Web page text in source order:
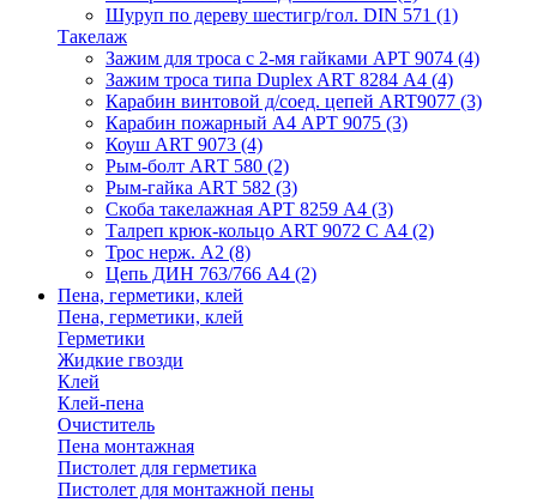
Шуруп по дереву шестигр/гол. DIN 571 (1)
Такелаж
Зажим для троса с 2-мя гайками АРТ 9074 (4)
Зажим троса типа Duplex ART 8284 А4 (4)
Карабин винтовой д/соед. цепей ART9077 (3)
Карабин пожарный А4 АРТ 9075 (3)
Коуш ART 9073 (4)
Рым-болт АRТ 580 (2)
Рым-гайка АRТ 582 (3)
Скоба такелажная АРТ 8259 А4 (3)
Талреп крюк-кольцо ART 9072 С A4 (2)
Трос нерж. А2 (8)
Цепь ДИН 763/766 А4 (2)
Пена, герметики, клей
Пена, герметики, клей
Герметики
Жидкие гвозди
Клей
Клей-пена
Очиститель
Пена монтажная
Пистолет для герметика
Пистолет для монтажной пены